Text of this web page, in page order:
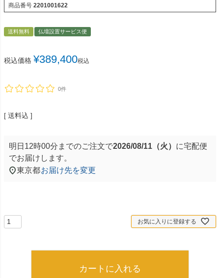
商品番号 2201001622
送料無料 仏壇設置サービス便
税込価格 ¥389,400税込
0件
送料込
明日 12時00分 までのご注文で2026/08/11（火） に宅配便
でお届けします。
東京都お届け先を変更
お気に入りに登録する
カートに入れる